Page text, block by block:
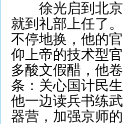
徐光启到北京
就到礼部上任了
不停地换，他的
仰上帝的技术型
多酸文假醋，他
条：关心国计民
他一边读兵书练
器营，加强京师